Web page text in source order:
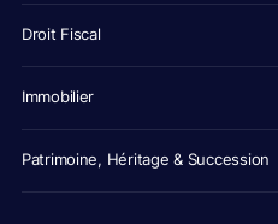
Droit Fiscal
Immobilier
Patrimoine, Héritage & Succession